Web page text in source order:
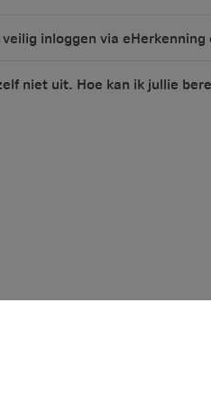
veilig inloggen via
niet uit. Hoe kan ik jullie